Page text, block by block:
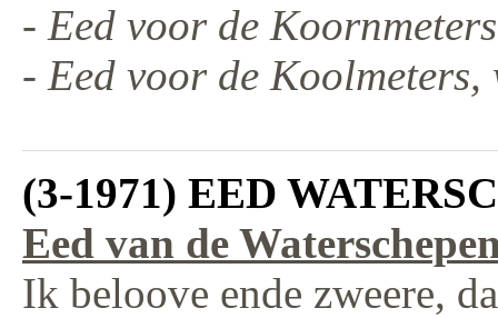
- Eed voor de
- Eed voor de
(3-1971) EED
Eed van de
Ik beloove ende zweere,